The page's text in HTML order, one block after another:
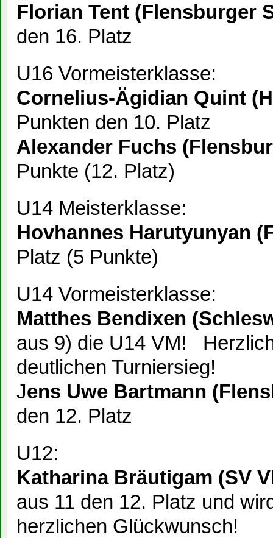
Florian Tent (Flensburger
den 16. Platz
U16 Vormeisterklasse:
Cornelius-Ägidian Quint
Punkten den
Alexander Fuchs
Punkte (12. Platz)
U14 Meisterklasse:
Hovhannes Harutyunyan
Platz (5 Punkte)
U14 Vormeisterklasse:
Matthes Bendixen
aus 9) die U14 VM!
deutlichen Turniersieg!
Jens Uwe Bartmann
den 12. Platz
U12:
Katharina Bräutigam (SV
aus 11 den 12. Platz und
herzlichen Glückwunsch!